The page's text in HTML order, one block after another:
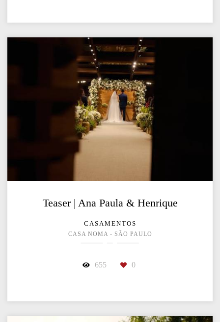
Teaser | Ana Paula & Henrique
CASAMENTOS
CASA NOMA - SÃO PAULO
655 0